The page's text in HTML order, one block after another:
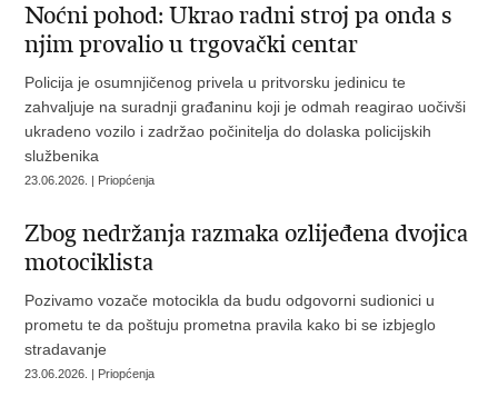
Noćni pohod: Ukrao radni stroj pa onda s
njim provalio u trgovački centar
Policija je osumnjičenog privela u pritvorsku jedinicu te
zahvaljuje na suradnji građaninu koji je odmah reagirao uočivši
ukradeno vozilo i zadržao počinitelja do dolaska policijskih
službenika
23.06.2026. | Priopćenja
Zbog nedržanja razmaka ozlijeđena dvojica
motociklista
Pozivamo vozače motocikla da budu odgovorni sudionici u
prometu te da poštuju prometna pravila kako bi se izbjeglo
stradavanje
23.06.2026. | Priopćenja